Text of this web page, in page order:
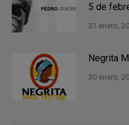
5 de
31 enero,
Negrita
30 enero,